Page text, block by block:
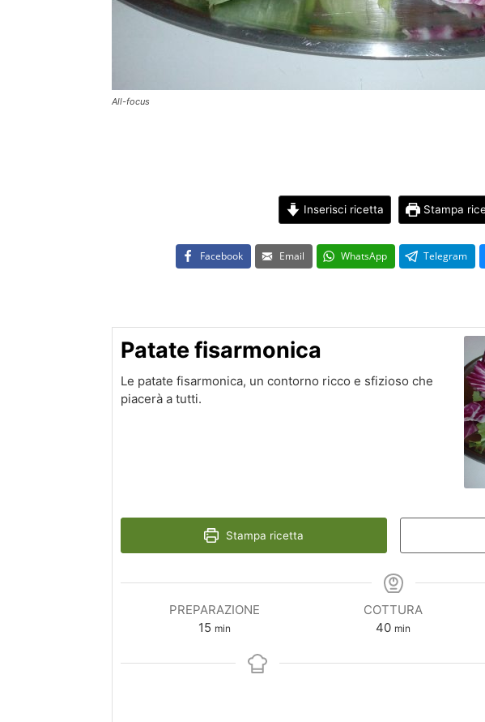
All-focus
Inserisci ricetta Stampa
Facebook Email WhatsApp Telegram
Patate fisarmonica
Le patate fisarmonica, un contorno ricco e sfizioso che
piacerà a tutti.
Stampa ricetta
PREPARAZIONE
15minuti
min
COTTURA
40minuti
min